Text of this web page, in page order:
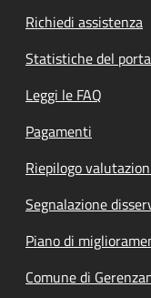
Richiedi assistenza
Statistiche del
Leggi le FAQ
Pagamenti
Riepilogo
Segnalazione
Piano di
Comune di